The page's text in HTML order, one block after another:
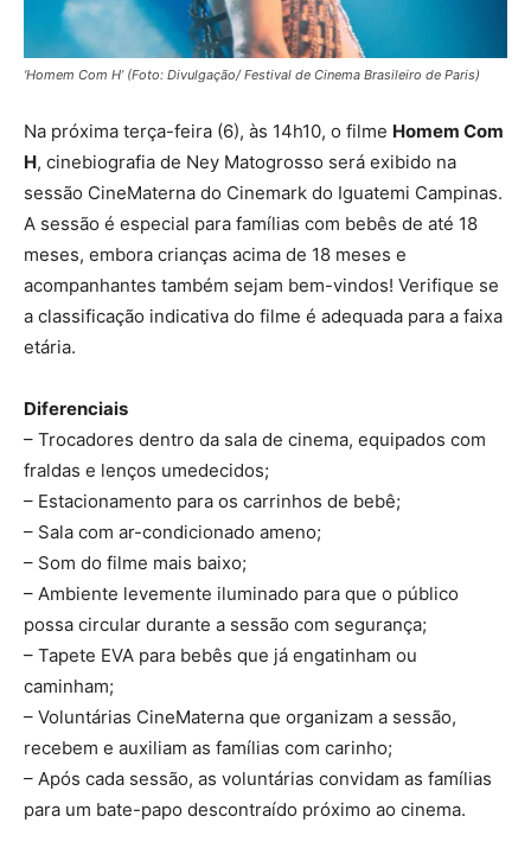
‘Homem Com H’ (Foto: Divulgação/ Festival de Cinema Brasileiro de Paris)
Na próxima terça-feira (6), às 14h10, o filme Homem Com
H, cinebiografia de Ney Matogrosso será exibido na
sessão CineMaterna do Cinemark do Iguatemi Campinas.
A sessão é especial para famílias com bebês de até 18
meses, embora crianças acima de 18 meses e
acompanhantes também sejam bem-vindos! Verifique se
a classificação indicativa do filme é adequada para a faixa
etária.
Diferenciais
– Trocadores dentro da sala de cinema, equipados com
fraldas e lenços umedecidos;
– Estacionamento para os carrinhos de bebê;
– Sala com ar-condicionado ameno;
– Som do filme mais baixo;
– Ambiente levemente iluminado para que o público
possa circular durante a sessão com segurança;
– Tapete EVA para bebês que já engatinham ou
caminham;
– Voluntárias CineMaterna que organizam a sessão,
recebem e auxiliam as famílias com carinho;
– Após cada sessão, as voluntárias convidam as famílias
para um bate-papo descontraído próximo ao cinema.